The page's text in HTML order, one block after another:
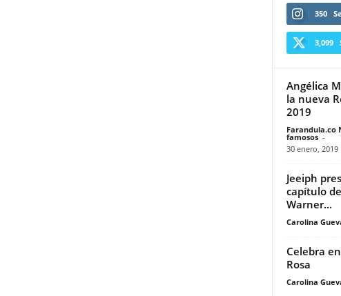
350
3,099
Angélica
la nueva
2019
Farandula.co
famosos -
30 enero, 2019
Jeeiph
capítulo
Warner...
Carolina
Celebra
Rosa
Carolina